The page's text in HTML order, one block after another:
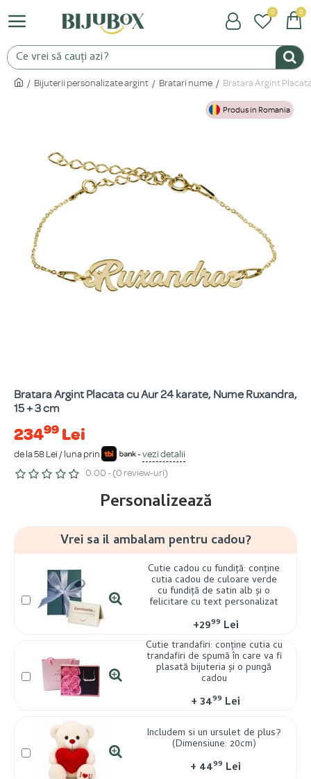
0 0
Bijuterii personalizate argint Bratari nume Bratara Argint
Produs in Romania
Bratara Argint Placata cu Aur 24 karate, Nume Ruxandra,
15 + 3 cm
23499 Lei
de la 58 Lei / luna prin -vezi detalii
0.00 - (0 review-uri)
Personalizează
Vrei sa il ambalam pentru cadou?
Cutie cadou cu fundiță: conține
cutia cadou de culoare verde
cu fundiță de satin alb și o
felicitare cu text personalizat
+2999 Lei
Cutie trandafiri: conține cutia cu
trandafiri de spumă în care va fi
plasată bijuteria și o pungă
cadou
+3499 Lei
Includem si un ursulet de plus?
(Dimensiune: 20cm)
+ 4499 Lei